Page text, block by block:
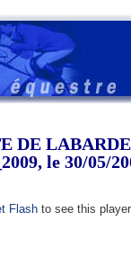
DE
le 30/05/
Flash to see this